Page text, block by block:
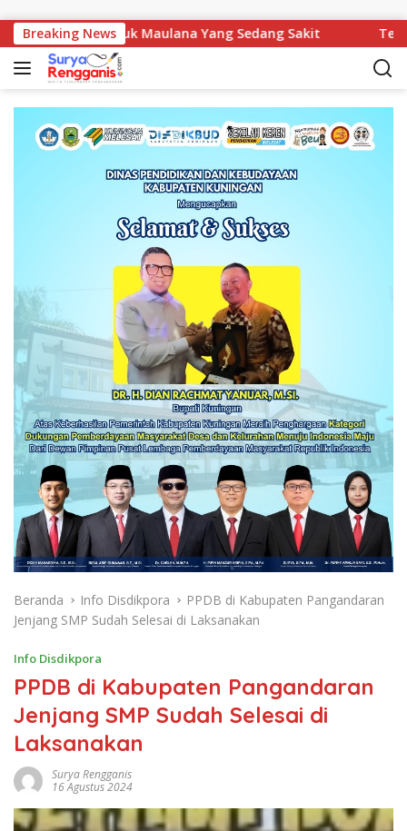
Breaking News
Jenguk Maulana Yang Sedang Sakit Tegas!
Beranda Info Disdikpora
PPDB di Kabupaten Pangandaran
Jenjang SMP Sudah Selesai di Laksanakan
Info Disdikpora
PPDB di Kabupaten Pangandaran
Jenjang SMP Sudah Selesai di
Laksanakan
Surya Rengganis
16 Agustus 2024